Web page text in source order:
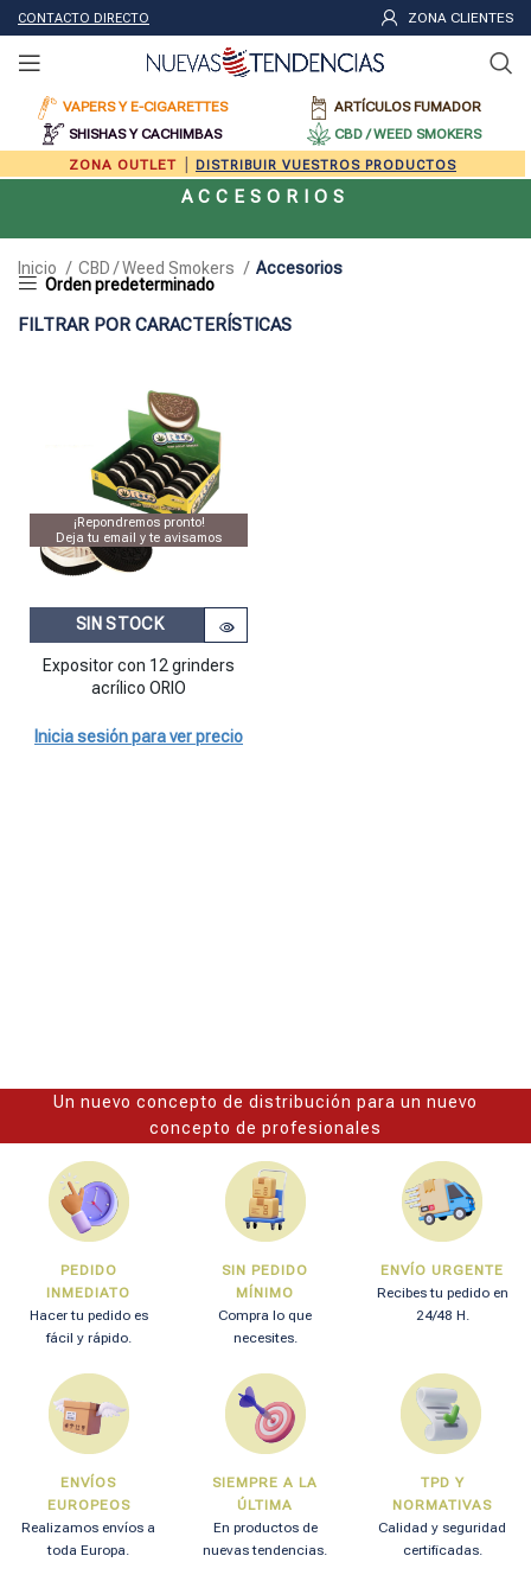
CONTACTO DIRECTO ZONA CLIENTES
VAPERS Y E-CIGARETTES
ARTÍCULOS FUMADOR
SHISHAS Y CACHIMBAS
CBD / WEED SMOKERS
ZONA OUTLET
DISTRIBUIR VUESTROS PRODUCTOS
ACCESORIOS
Inicio CBD / Weed Smokers Accesorios
FILTRAR POR CARACTERÍSTICAS
¡Repondremos pronto!
Deja tu email y te avisamos
SIN STOCK
Expositor con 12 grinders
acrílico ORIO
Inicia sesión para ver precio
Un nuevo concepto de distribución para un nuevo
concepto de profesionales
PEDIDO
INMEDIATO
Hacer tu pedido es
fácil y rápido.
SIN PEDIDO
MÍNIMO
Compra lo que
necesites.
ENVÍO URGENTE
Recibes tu pedido en
24/48 H.
ENVÍOS
EUROPEOS
Realizamos envíos a
toda Europa.
SIEMPRE A LA
ÚLTIMA
En productos de
nuevas tendencias.
TPD Y
NORMATIVAS
Calidad y seguridad
certificadas.